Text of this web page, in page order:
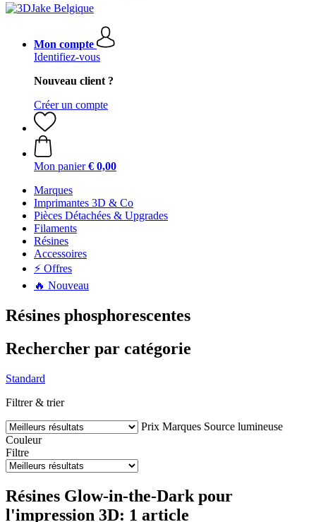
Mon compte
Identifiez-vous
Nouveau client ?
Créer un compte
Mon panier € 0,00
Marques
Imprimantes 3D & Co
Pièces Détachées & Upgrades
Filaments
Résines
Accessoires
⚡ Offres
🔥 Nouveau
Résines phosphorescentes
Rechercher par catégorie
Standard
Filtrer & trier
Prix Marques Source lumineuse
Couleur
Filtre
Résines Glow-in-the-Dark pour
l'impression 3D: 1 article